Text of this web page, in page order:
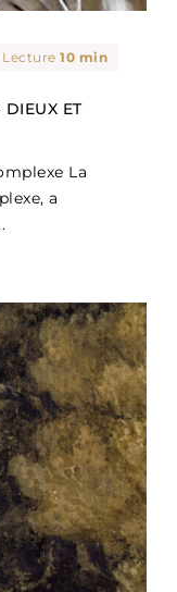
Lecture10 min
DIEUX ET
La
a